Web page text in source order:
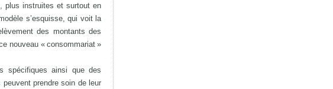
plus instruites et surtout en
s’esquisse, qui voit la
des montants des
nouveau « consommariat »
spécifiques ainsi que des
prendre soin de leur